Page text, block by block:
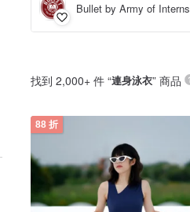
Bullet by Army of Interns
找到 2,000+ 件 “連身泳衣” 商品
88 折